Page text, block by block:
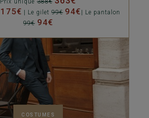
Prix unique388€
175€ | Le gilet99€ 94€
| Le pantalon
99€ 94€
COSTUMES